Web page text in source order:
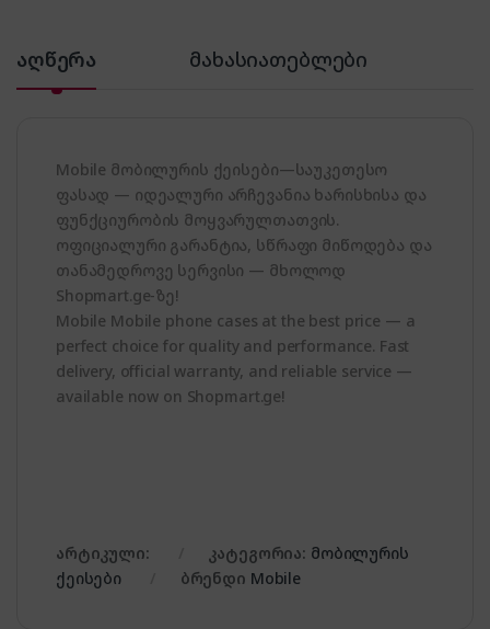
აღწერა მახასიათებლები
Mobile მობილურის ქეისები—საუკეთესო
ფასად — იდეალური არჩევანია ხარისხისა და
ფუნქციურობის მოყვარულთათვის.
ოფიციალური გარანტია, სწრაფი მიწოდება და
თანამედროვე სერვისი — მხოლოდ
Shopmart.ge-ზე!
Mobile Mobile phone cases at the best price — a
perfect choice for quality and performance. Fast
delivery, official warranty, and reliable service —
available now on Shopmart.ge!
არტიკული: კატეგორია: მობილურის
ქეისები
ბრენდი Mobile